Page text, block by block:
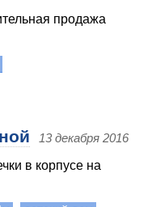
продажа
13 декабря 2016
в корпусе на